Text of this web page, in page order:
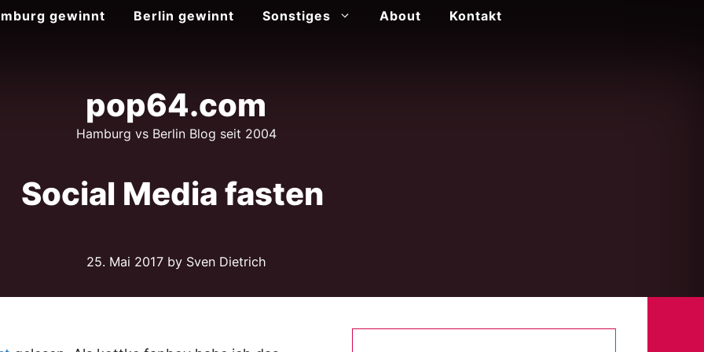
gewinnt Berlin gewinnt Sonstiges About Kontakt
pop64.com
Hamburg vs Berlin Blog seit 2004
Social Media fasten
25. Mai 2017by Sven Dietrich